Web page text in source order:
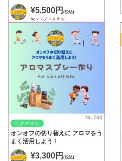
¥5,500円 (税込)
by ママノユメ キッ...
希望日リクエストはこちら
No.760
リクエスト
オンオフの切り替えに アロマをう
まく活用しよう！
¥3,300円 (税込)